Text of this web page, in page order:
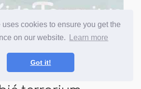
cookies to ensure you get the
on our website.
Learn more
Got it!
faux terrarium, abyś nie
o utrzymanie roślin przy życiu.
tutaj!